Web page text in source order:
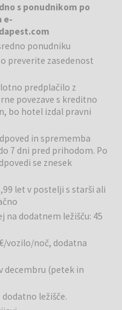
in kuhinjskimi prostori.
za kratke oddihe kot za
4-zvezdične storitve,
čiščenjem. Ponuja tudi
V nasprotju z mnogimi
ponuja prostorne
kuhinjami in
volje kuhati, lahko uživate v
odlične restavracije v bližini
(delno pokrito in
sprostitev zjutraj, preden
samopostrežnega zajtrka,
sveže stisnjenem
za dan. Delovni čas:
07.00 – 11.00.
le korak stran in
ESCALA ponuja več kot le
tega mesta. Nahaja se
znamenitosti
tramvajem ali
s ponudnikom po
e-
ponudniku
preverite zasedenost
predplačilo z
povezave s kreditno
bo hotel izdal pravni
in sprememba
7 dni pred prihodom. Po
se znesek
let v postelji s starši ali
na dodatnem ležišču: 45
vozilo/noč, dodatna
decembru (petek in
ležišče.